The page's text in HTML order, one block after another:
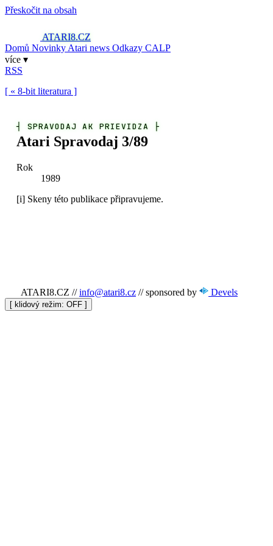
Přeskočit na obsah
ATARI8.CZ
Domů Novinky Atari news Odkazy CALP
více ▾
RSS
[ « 8-bit literatura ]
┤SPRAVODAJ AK PRIEVIDZA ├
Atari Spravodaj 3/89
Rok
1989
[i] Skeny této publikace připravujeme.
ATARI8.CZ // info@atari8.cz // sponsored by Devels
[ klidový režim: ]